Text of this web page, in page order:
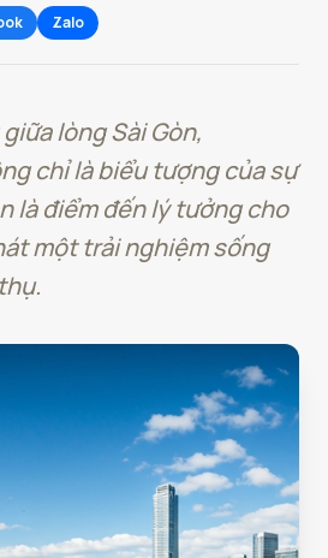
Zalo
lòng Sài Gòn,
chỉ là biểu tượng của sự
là điểm đến lý tưởng cho
một trải nghiệm sống